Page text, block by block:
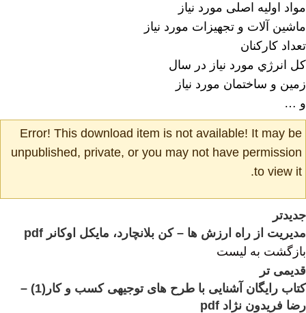
مواد اولیه اصلی مورد نیاز
ماشین آلات و تجهیزات مورد نیاز
تعداد کارکنان
کل انرژي مورد نیاز در سال
زمین و ساختمان مورد نیاز
و …
Error! This download item is not available! It may be
unpublished, private, or you may not have permission
to view it.
جدیدتر
مدیریت از راه ارزش ها – کن بلانچارد، مایکل اوکانر pdf
بازگشت به لیست
قدیمی تر
کتاب رایگان آشنایی با طرح های توجیهی کسب و کار(1) –
رضا فریدون نژاد pdf